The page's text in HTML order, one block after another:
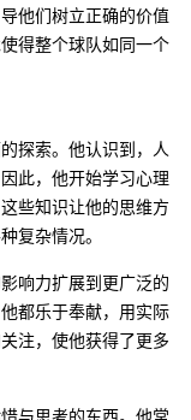
他们树立正确的价值
得整个球队如同一个
探索。他认识到，人
此，他开始学习心理
些知识让他的思维方
复杂情况。
响力扩展到更广泛的
都乐于奉献，用实际
注，使他获得了更多